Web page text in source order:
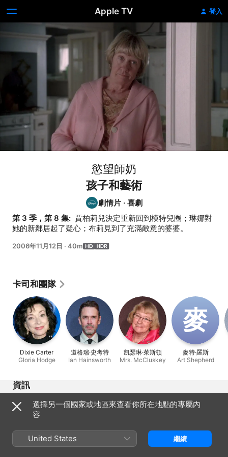
Apple TV 登入
慾望師奶
孩子和藝術
劇情片 · 喜劇
第 3 季，第 8 集: 賈柏莉兒決定重新回到模特兒圈；琳娜對
她的新鄰居起了疑心；布莉見到了充滿敵意的婆婆。
2006年11月12日 · 40m
卡司和團隊
Dixie Carter
Gloria Hodge
道格瑞·史考特
Ian Hainsworth
凯瑟琳·茱斯顿
Mrs. McCluskey
麥
麥特·羅斯
Art Shepherd
資訊
發行日期
2006年
40 分鐘
選擇另一個國家或地區來查看你所在地點的專屬內
容
United States 繼續